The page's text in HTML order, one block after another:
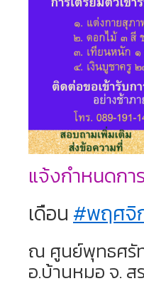
แจ้งกำหนดกา
เดือน #พฤศจิ
ณ ศูนย์พุทธศรั
อ.บ้านหมอ จ. ส